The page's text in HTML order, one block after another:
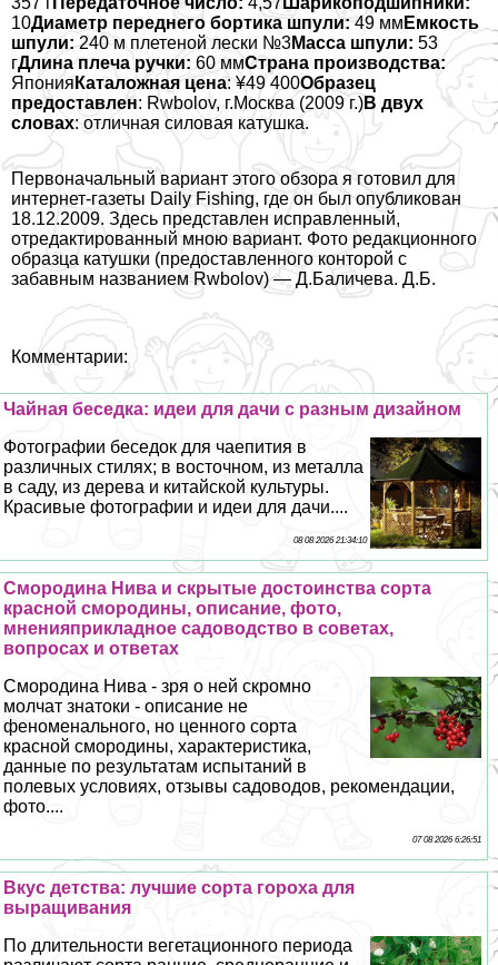
10Диаметр переднего бортика шпули: 49 мм Емкость
шпули: 240 м плетеной лески №3Масса шпули: 53
гДлина плеча ручки: 60 ммСтрана производства:
ЯпонияКаталожная цена: ¥49 400Образец
предоставлен: Rwbolov, г.Москва (2009 г.)В двух
словах: отличная силовая катушка.
Первоначальный вариант этого обзора я готовил для
интернет-газеты Daily Fishing, где он был опубликован
18.12.2009. Здесь представлен исправленный,
отредактированный мною вариант. Фото редакционного
образца катушки (предоставленного конторой с
забавным названием Rwbolov) — Д.Баличева. Д.Б.
Комментарии:
Чайная беседка: идеи для дачи с разным дизайном
Фотографии беседок для чаепития в
различных стилях; в восточном, из металла
в саду, из дерева и китайской культуры.
Красивые фотографии и идеи для дачи....
08 08 2026 21:34:10
Смородина Нива и скрытые достоинства сорта
красной смородины, описание, фото,
мненияприкладное садоводство в советах,
вопросах и ответах
Смородина Нива - зря о ней скромно
молчат знатоки - описание не
феноменального, но ценного сорта
красной смородины, хаpaктеристика,
данные по результатам испытаний в
полевых условиях, отзывы садоводов, рекомендации,
фото....
07 08 2026 6:26:51
Вкус детства: лучшие сорта гороха для
выращивания
По длительности вегетационного периода